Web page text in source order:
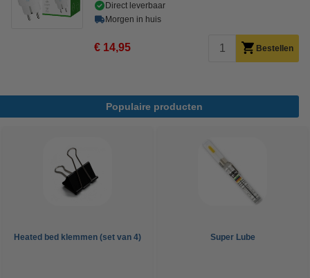
Direct leverbaar
Morgen in huis
€ 14,95 Bestellen
Populaire producten
Heated bed klemmen (set van 4) Super Lube